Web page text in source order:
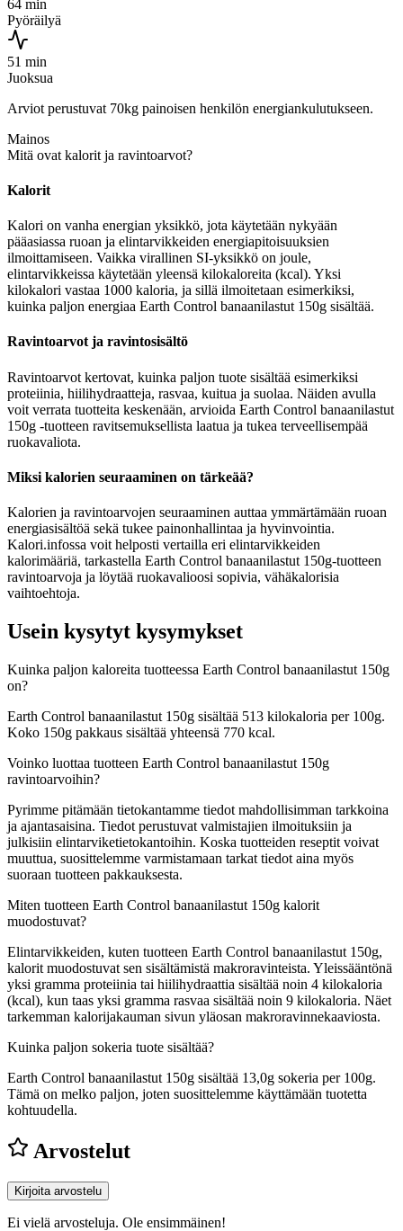
64 min
Pyöräilyä
51 min
Juoksua
Arviot perustuvat 70kg painoisen henkilön energiankulutukseen.
Mainos
Mitä ovat kalorit ja ravintoarvot?
Kalorit
Kalori on vanha energian yksikkö, jota käytetään nykyään
pääasiassa ruoan ja elintarvikkeiden energiapitoisuuksien
ilmoittamiseen. Vaikka virallinen SI-yksikkö on joule,
elintarvikkeissa käytetään yleensä kilokaloreita (kcal). Yksi
kilokalori vastaa 1000 kaloria, ja sillä ilmoitetaan esimerkiksi,
kuinka paljon energiaa Earth Control banaanilastut 150g sisältää.
Ravintoarvot ja ravintosisältö
Ravintoarvot kertovat, kuinka paljon tuote sisältää esimerkiksi
proteiinia, hiilihydraatteja, rasvaa, kuitua ja suolaa. Näiden avulla
voit verrata tuotteita keskenään, arvioida Earth Control banaanilastut
150g -tuotteen ravitsemuksellista laatua ja tukea terveellisempää
ruokavaliota.
Miksi kalorien seuraaminen on tärkeää?
Kalorien ja ravintoarvojen seuraaminen auttaa ymmärtämään ruoan
energiasisältöä sekä tukee painonhallintaa ja hyvinvointia.
Kalori.infossa voit helposti vertailla eri elintarvikkeiden
kalorimääriä, tarkastella Earth Control banaanilastut 150g-tuotteen
ravintoarvoja ja löytää ruokavalioosi sopivia, vähäkalorisia
vaihtoehtoja.
Usein kysytyt kysymykset
Kuinka paljon kaloreita tuotteessa Earth Control banaanilastut 150g
on?
Earth Control banaanilastut 150g sisältää 513 kilokaloria per 100g.
Koko 150g pakkaus sisältää yhteensä 770 kcal.
Voinko luottaa tuotteen Earth Control banaanilastut 150g
ravintoarvoihin?
Pyrimme pitämään tietokantamme tiedot mahdollisimman tarkkoina
ja ajantasaisina. Tiedot perustuvat valmistajien ilmoituksiin ja
julkisiin elintarviketietokantoihin. Koska tuotteiden reseptit voivat
muuttua, suosittelemme varmistamaan tarkat tiedot aina myös
suoraan tuotteen pakkauksesta.
Miten tuotteen Earth Control banaanilastut 150g kalorit
muodostuvat?
Elintarvikkeiden, kuten tuotteen Earth Control banaanilastut 150g,
kalorit muodostuvat sen sisältämistä makroravinteista. Yleissääntönä
yksi gramma proteiinia tai hiilihydraattia sisältää noin 4 kilokaloria
(kcal), kun taas yksi gramma rasvaa sisältää noin 9 kilokaloria. Näet
tarkemman kalorijakauman sivun yläosan makroravinnekaaviosta.
Kuinka paljon sokeria tuote sisältää?
Earth Control banaanilastut 150g sisältää 13,0g sokeria per 100g.
Tämä on melko paljon, joten suosittelemme käyttämään tuotetta
kohtuudella.
Arvostelut
Kirjoita arvostelu
Ei vielä arvosteluja. Ole ensimmäinen!